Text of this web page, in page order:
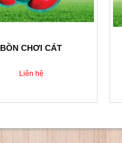
BỒN CHƠI CÁT
Liên hệ